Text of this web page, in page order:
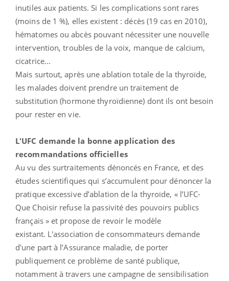
inutiles aux patients. Si les complications sont rares
(moins de 1 %), elles existent : décès (19 cas en 2010),
hématomes ou abcès pouvant nécessiter une nouvelle
intervention, troubles de la voix, manque de calcium,
cicatrice...
Mais surtout, après une ablation totale de la thyroïde,
les malades doivent prendre un traitement de
substitution (hormone thyroïdienne) dont ils ont besoin
pour rester en vie.
L'UFC demande la bonne application des
recommandations officielles
Au vu des surtraitements dénoncés en France, et des
études scientifiques qui s’accumulent pour dénoncer la
pratique excessive d’ablation de la thyroïde, « l’UFC-
Que Choisir refuse la passivité des pouvoirs publics
français » et propose de revoir le modèle
existant. L'association de consommateurs demande
d'une part à l’Assurance maladie, de porter
publiquement ce problème de santé publique,
notamment à travers une campagne de sensibilisation